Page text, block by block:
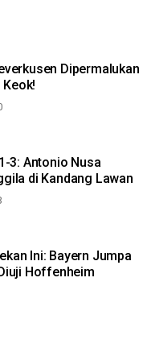
Dipermalukan
3: Antonio Nusa
di Kandang Lawan
Ini: Bayern Jumpa
Hoffenheim